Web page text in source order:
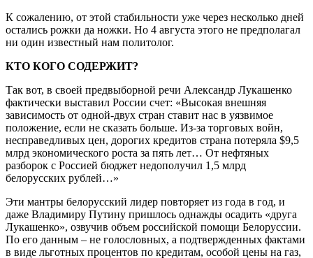
К сожалению, от этой стабильности уже через несколько дней
остались рожки да ножки. Но 4 августа этого не предполагал
ни один известный нам политолог.
КТО КОГО СОДЕРЖИТ?
Так вот, в своей предвыборной речи Александр Лукашенко
фактически выставил России счет: «Высокая внешняя
зависимость от одной-двух стран ставит нас в уязвимое
положение, если не сказать больше. Из-за торговых войн,
несправедливых цен, дорогих кредитов страна потеряла $9,5
млрд экономического роста за пять лет… От нефтяных
разборок с Россией бюджет недополучил 1,5 млрд
белорусских рублей…»
Эти мантры белорусский лидер повторяет из года в год, и
даже Владимиру Путину пришлось однажды осадить «друга
Лукашенко», озвучив объем российской помощи Белоруссии.
По его данным – не голословных, а подтвержденных фактами
в виде льготных процентов по кредитам, особой цены на газ,